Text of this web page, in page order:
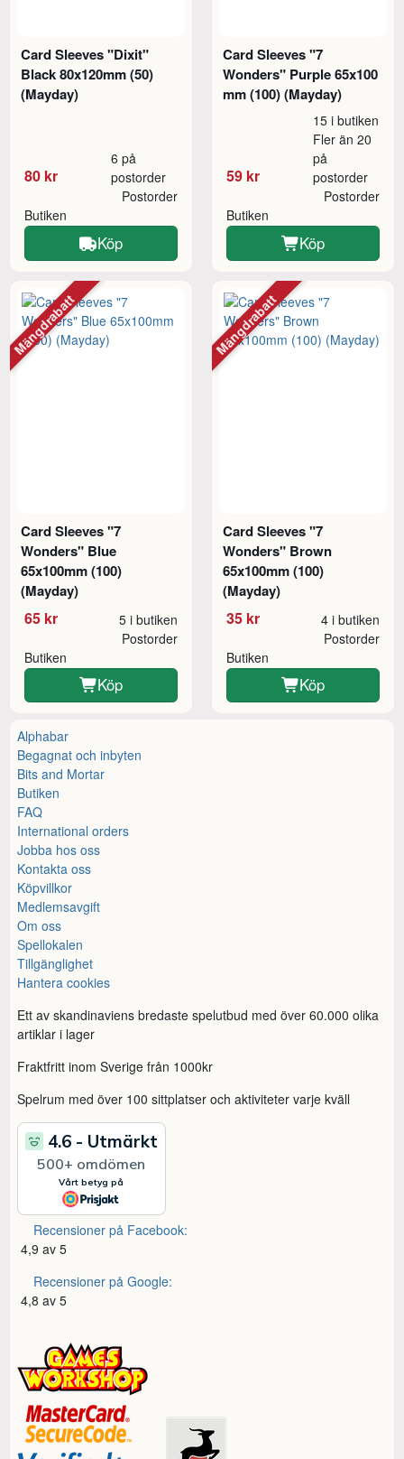
Card Sleeves "Dixit"
Black 80x120mm (50)
(Mayday)
80 kr
6 på
postorder
Butiken
Postorder
Köp
Card Sleeves "7
Wonders" Purple 65x100
mm (100) (Mayday)
59 kr
15 i butiken
Fler än 20
på
postorder
Butiken
Postorder
Köp
Card Sleeves "7
Wonders" Blue
65x100mm (100)
(Mayday)
65 kr 5 i butiken
Butiken
Postorder
Köp
Mängdrabatt
Card Sleeves "7
Wonders" Brown
65x100mm (100)
(Mayday)
35 kr 4 i butiken
Butiken
Postorder
Köp
Mängdrabatt
Alphabar
Begagnat och inbyten
Bits and Mortar
Butiken
FAQ
International orders
Jobba hos oss
Kontakta oss
Köpvillkor
Medlemsavgift
Om oss
Spellokalen
Tillgänglighet
Hantera cookies
Ett av skandinaviens bredaste spelutbud med över 60.000 olika
artiklar i lager
Fraktfritt inom Sverige från 1000kr
Spelrum med över 100 sittplatser och aktiviteter varje kväll
Recensioner på Facebook:
4,9 av 5
Recensioner på Google:
4,8 av 5